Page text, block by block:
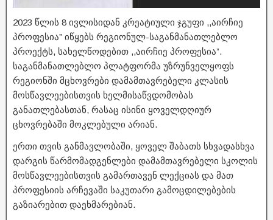
2023 წლის 8 ივლისიდან კრეატიული ჯგუფი ,,აირჩიე
პროფესია” იწყებს რეგიონულ-საგანმანათლებლო
პროექტს, სახელწოდებით ,,აირჩიე პროფესია”.
საგანმანათლებლო პლატფორმა უზრუნველყოფს
რეგიონში მცხოვრები დამამთავრებელი კლასის
მოსწავლეებისთვის ხელმისაწვდომობას
განათლებასთან, რასაც ისინი ყოველდღიურ
ცხოვრებაში მოკლებული არიან.
ერთი თვის განმავლობაში, ყოველ შაბათს სხვადასხვა
დარგის წარმომადგენლები დამამთავრებელი სკოლის
მოსწავლეებისთვის გამართავენ ლექციას და მათ
პროფესიის არჩევაში საკუთარი გამოცდილებების
გაზიარებით დაეხმარებიან.